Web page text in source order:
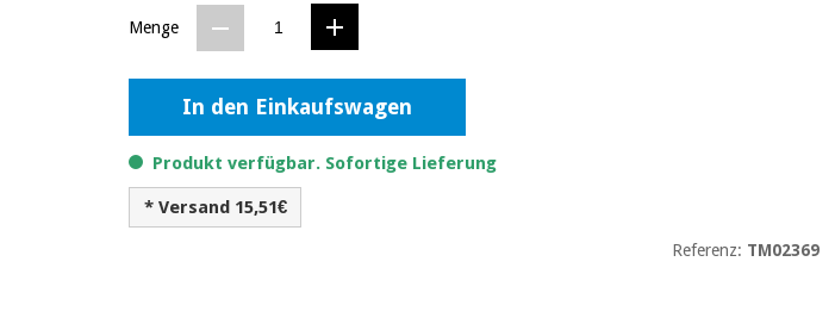
Menge
In den Einkaufswagen
Produkt verfügbar. Sofortige Lieferung
* Versand 15,51€
Referenz: TM02369